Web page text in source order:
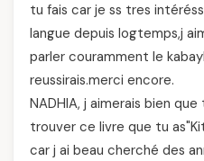
tu fais car je ss tres
langue depuis logtemps,j
parler couramment le
reussirais.merci encore.
NADHIA, j aimerais bien
trouver ce livre que tu
car j ai beau cherché des